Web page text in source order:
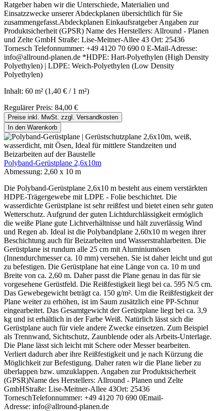
Ratgeber haben wir die Unterschiede, Materialien und
Einsatzzwecke unserer Abdeckplanen übersichtlich für Sie
zusammengefasst.Abdeckplanen Einkaufsratgeber Angaben zur
Produktsicherheit (GPSR) Name des Herstellers: Allround - Planen
und Zelte GmbH Straße: Lise-Meitner-Allee 43 Ort: 25436
Tornesch Telefonnummer: +49 4120 70 690 0 E-Mail-Adresse:
info@allround-planen.de *HDPE: Hart-Polyethylen (High Density
Polyethylen) | LDPE: Weich-Polyethylen (Low Density
Polyethylen)
Inhalt: 60 m² (1,40 € / 1 m²)
Regulärer Preis: 84,00 €
Preise inkl. MwSt. zzgl. Versandkosten
In den Warenkorb
Polyband-Gerüstplane 2,6x10m
Abmessung: 2,60 x 10 m
Die Polyband-Gerüstplane 2,6x10 m besteht aus einem verstärkten
HDPE-Trägergewebe mit LDPE - Folie beschichtet. Die
wasserdichte Gerüstplane ist sehr reißfest und bietet einen sehr guten
Wetterschutz. Aufgrund der guten Lichtdurchlässigkeit ermöglich
die weiße Plane gute Lichtverhältnisse und hält zuverlässig Wind
und Regen ab. Ideal ist die Polybandplane 2,60x10 m wegen ihrer
Beschichtung auch für Beizarbeiten und Wasserstrahlarbeiten. Die
Gerüstplane ist rundum alle 25 cm mit Aluminiumösen
(Innendurchmesser ca. 10 mm) versehen. Sie ist daher leicht und gut
zu befestigen. Die Gerüstplane hat eine Länge von ca. 10 m und
Breite von ca. 2,60 m. Daher passt die Plane genau in das für sie
vorgesehene Gerüstfeld. Die Reißfestigkeit liegt bei ca. 595 N/5 cm.
Das Gewebegewicht beträgt ca. 150 g/m². Um die Reißfestigkeit der
Plane weiter zu erhöhen, ist im Saum zusätzlich eine PP-Schnur
eingearbeitet. Das Gesamtgewicht der Gerüstplane liegt bei ca. 3,9
kg und ist erhältlich in der Farbe Weiß. Natürlich lässt sich die
Gerüstplane auch für viele andere Zwecke einsetzen. Zum Beispiel
als Trennwand, Sichtschutz, Zaunblende oder als Arbeits-Unterlage.
Die Plane lässt sich leicht mit Schere oder Messer bearbeiten.
Verliert dadurch aber ihre Reißfestigkeit und je nach Kürzung die
Möglichkeit zur Befestigung. Daher raten wir die Plane lieber zu
überlappen bzw. umzuklappen. Angaben zur Produktsicherheit
(GPSR)Name des Herstellers: Allround - Planen und Zelte
GmbHStraße: Lise-Meitner-Allee 43Ort: 25436
TorneschTelefonnummer: +49 4120 70 690 0Email-
Adresse: info@allround-planen.de